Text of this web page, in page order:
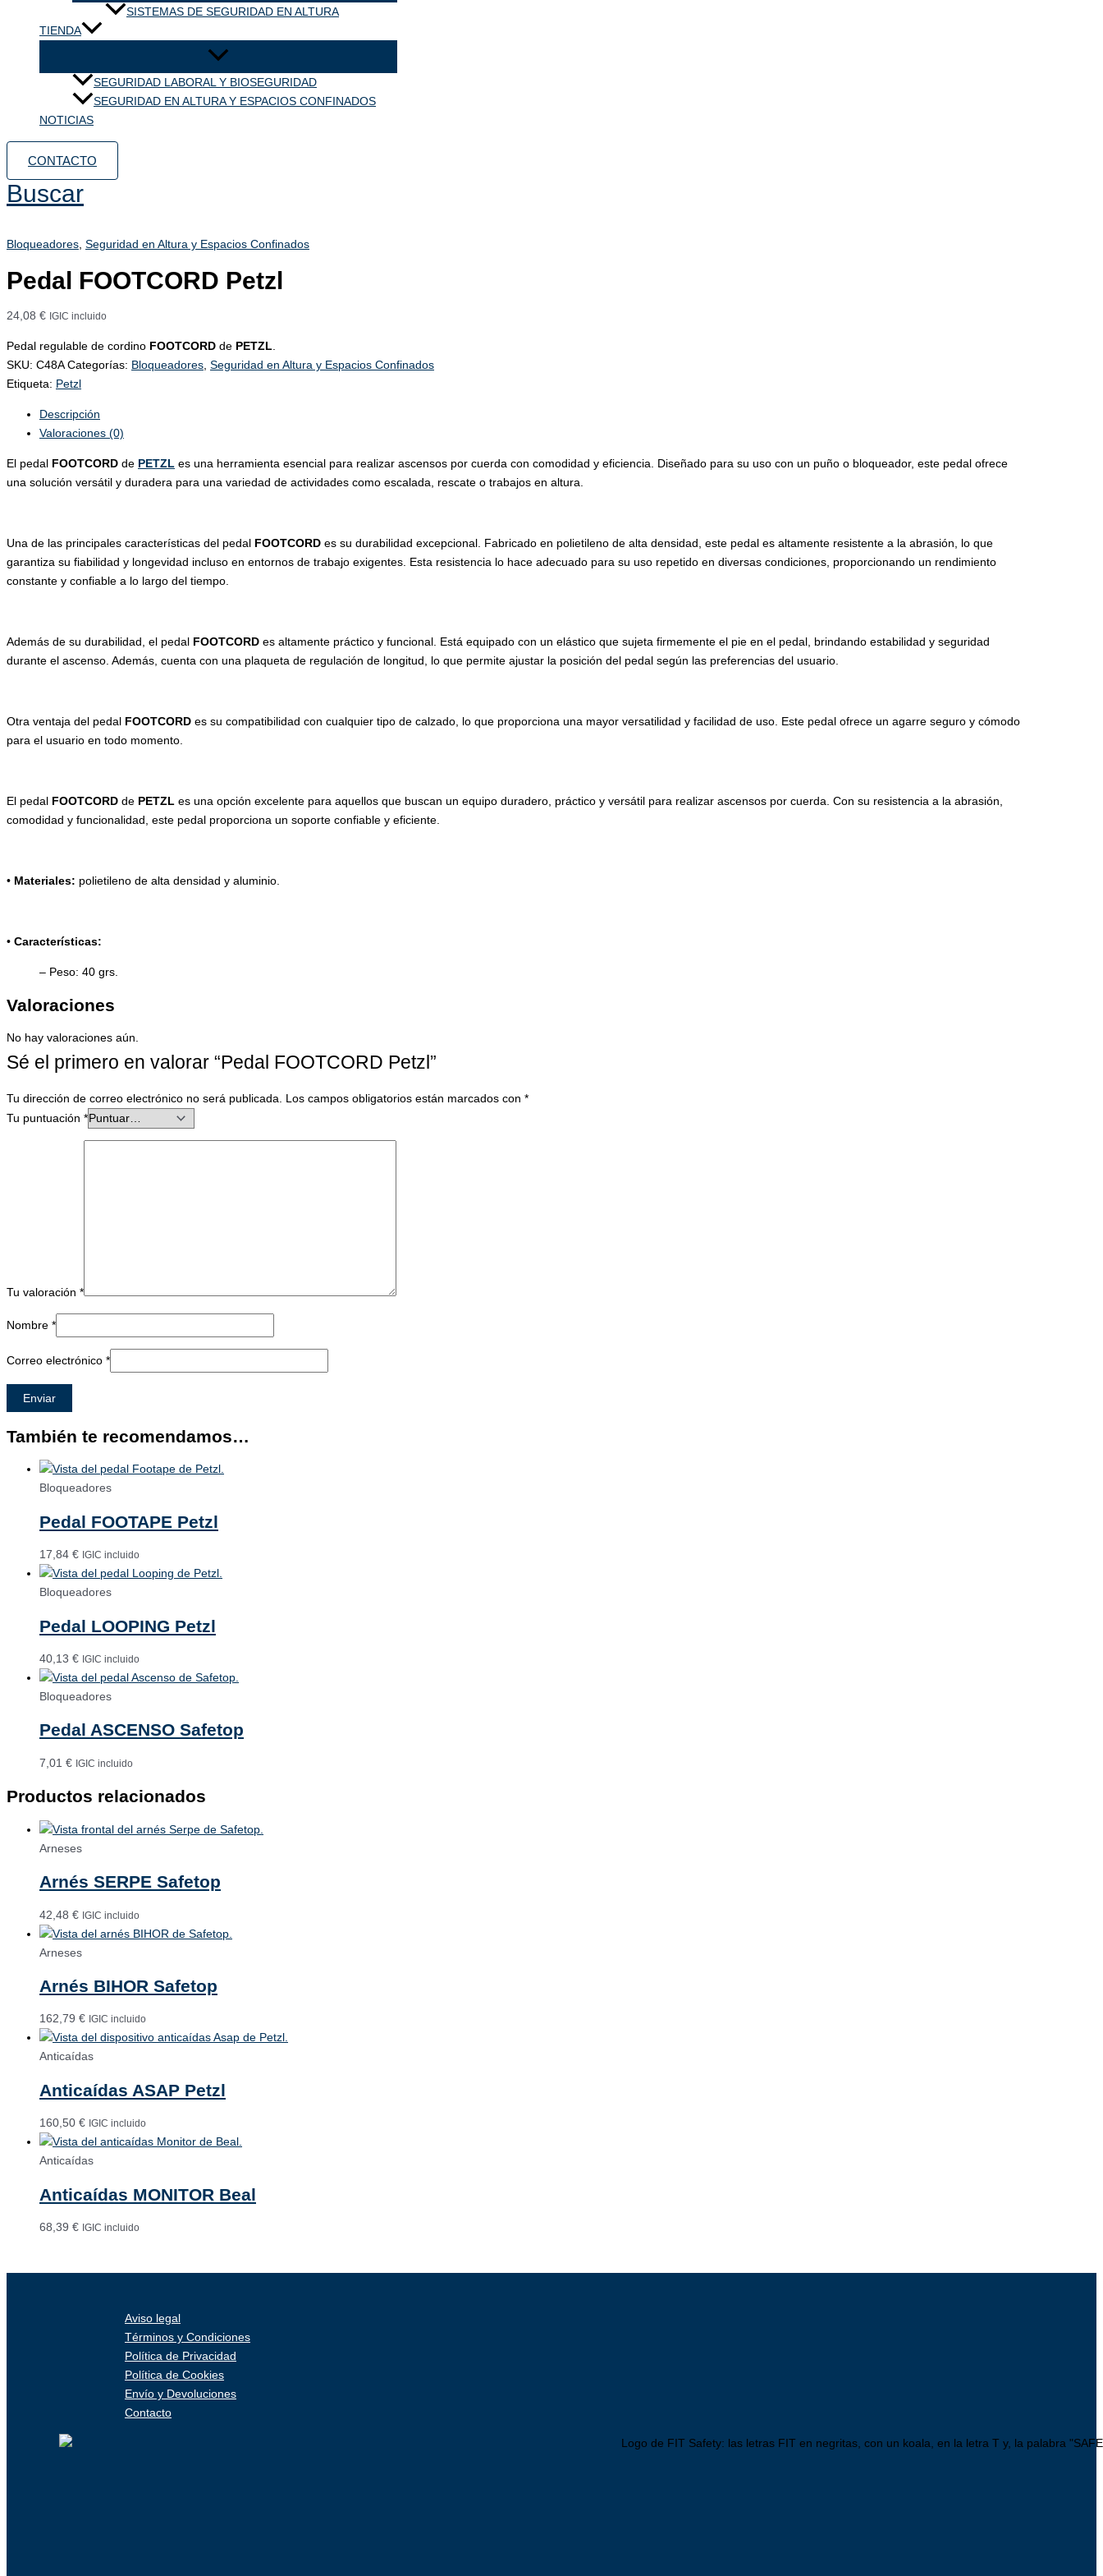
SISTEMAS DE SEGURIDAD EN ALTURA
TIENDA
SEGURIDAD LABORAL Y BIOSEGURIDAD
SEGURIDAD EN ALTURA Y ESPACIOS CONFINADOS
NOTICIAS
CONTACTO
Buscar
Bloqueadores, Seguridad en Altura y Espacios Confinados
Pedal FOOTCORD Petzl
24,08 € IGIC incluido
Pedal regulable de cordino FOOTCORD de PETZL
SKU: C48A Categorías: Bloqueadores Seguridad en Altura y Espacios Confinados
Etiqueta: Petzl
Descripción
Valoraciones (0)
El pedal FOOTCORD de PETZL es una herramienta esencial para realizar ascensos por cuerda con comodidad y eficiencia. Diseñado para su uso con un puño o bloqueador, este pedal ofrece
una solución versátil y duradera para una variedad de actividades como escalada, rescate o trabajos en altura.
Una de las principales características del pedal FOOTCORD es su durabilidad excepcional. Fabricado en polietileno de alta densidad, este pedal es altamente resistente a la abrasión, lo que
garantiza su fiabilidad y longevidad incluso en entornos de trabajo exigentes. Esta resistencia lo hace adecuado para su uso repetido en diversas condiciones, proporcionando un rendimiento
constante y confiable a lo largo del tiempo.
Además de su durabilidad, el pedal FOOTCORD es altamente práctico y funcional. Está equipado con un elástico que sujeta firmemente el pie en el pedal, brindando estabilidad y seguridad
durante el ascenso. Además, cuenta con una plaqueta de regulación de longitud, lo que permite ajustar la posición del pedal según las preferencias del usuario.
Otra ventaja del pedal FOOTCORD es su compatibilidad con cualquier tipo de calzado, lo que proporciona una mayor versatilidad y facilidad de uso. Este pedal ofrece un agarre seguro y cómodo
para el usuario en todo momento.
El pedal FOOTCORD de PETZL es una opción excelente para aquellos que buscan un equipo duradero, práctico y versátil para realizar ascensos por cuerda. Con su resistencia a la abrasión,
comodidad y funcionalidad, este pedal proporciona un soporte confiable y eficiente.
• Materiales: polietileno de alta densidad y aluminio.
• Características:
– Peso: 40 grs.
Valoraciones
No hay valoraciones aún.
Sé el primero en valorar “Pedal FOOTCORD Petzl”
Tu dirección de correo electrónico no será publicada. Los campos obligatorios están marcados con *
Tu puntuación *
Tu valoración *
Nombre *
Correo electrónico *
También te recomendamos…
Bloqueadores
Pedal FOOTAPE Petzl
17,84 € IGIC incluido
Bloqueadores
Pedal LOOPING Petzl
40,13 € IGIC incluido
Bloqueadores
Pedal ASCENSO Safetop
7,01 € IGIC incluido
Productos relacionados
Arneses
Arnés SERPE Safetop
42,48 € IGIC incluido
Arneses
Arnés BIHOR Safetop
162,79 € IGIC incluido
Anticaídas
Anticaídas ASAP Petzl
160,50 € IGIC incluido
Anticaídas
Anticaídas MONITOR Beal
68,39 € IGIC incluido
Aviso legal
Términos y Condiciones
Política de Privacidad
Política de Cookies
Envío y Devoluciones
Contacto